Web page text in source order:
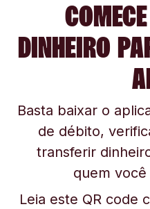
DINHEIRO
Basta baixar o
de débito,
transferir
quem você
Leia este QR code